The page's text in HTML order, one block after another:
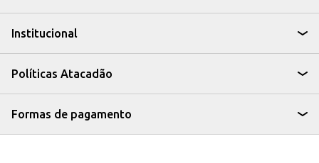
Institucional
Políticas Atacadão
Formas de pagamento